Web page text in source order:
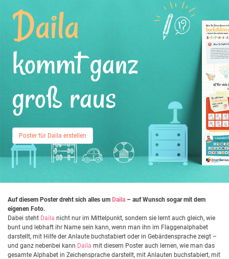
Daila
kommt ganz
groß raus
Poster für Daila erstellen
Auf diesem Poster dreht sich alles um Daila – auf Wunsch sogar mit dem
eigenen Foto.
Dabei steht Daila nicht nur im Mittelpunkt, sondern sie lernt auch gleich, wie
bunt und lebhaft ihr Name sein kann, wenn man ihn im Flaggenalphabet
darstellt, mit Hilfe der Anlaute buchstabiert oder in Gebärdensprache zeigt –
und ganz nebenbei kann Daila mit diesem Poster auch lernen, wie man das
gesamte Alphabet in Zeichensprache darstellt, mit Anlauten buchstabiert, mit